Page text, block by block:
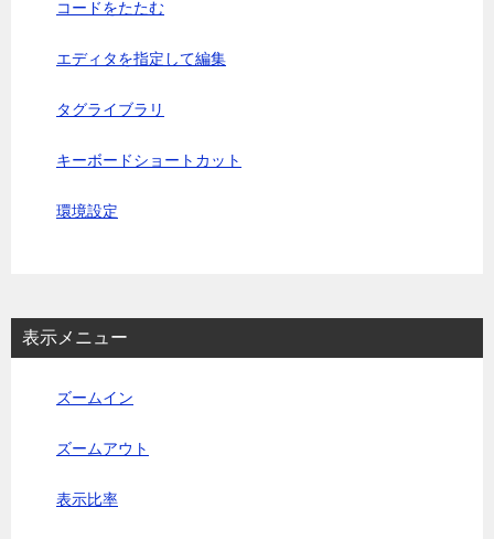
コードをたたむ
エディタを指定して編集
タグライブラリ
キーボードショートカット
環境設定
表示メニュー
ズームイン
ズームアウト
表示比率